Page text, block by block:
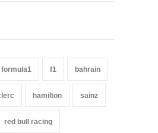
formula1 f1 bahrain
hamilton sainz
red bull racing